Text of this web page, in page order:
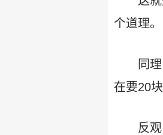
个道理。
同
在要20
反